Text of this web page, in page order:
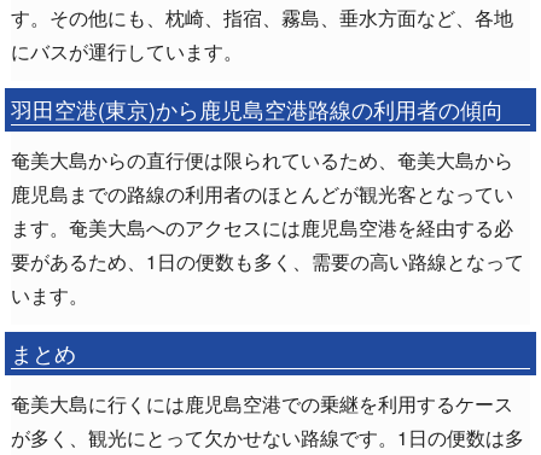
す。その他にも、枕崎、指宿、霧島、垂水方面など、各地
にバスが運行しています。
羽田空港(東京)から鹿児島空港路線の利用者の傾向
奄美大島からの直行便は限られているため、奄美大島から
鹿児島までの路線の利用者のほとんどが観光客となってい
ます。奄美大島へのアクセスには鹿児島空港を経由する必
要があるため、1日の便数も多く、需要の高い路線となって
います。
まとめ
奄美大島に行くには鹿児島空港での乗継を利用するケース
が多く、観光にとって欠かせない路線です。1日の便数は多